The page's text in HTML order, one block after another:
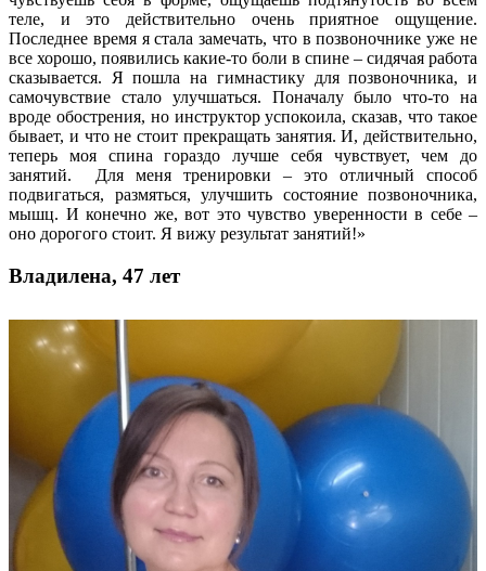
теле, и это действительно очень приятное ощущение.
Последнее время я стала замечать, что в позвоночнике уже не
все хорошо, появились какие-то боли в спине – сидячая работа
сказывается. Я пошла на гимнастику для позвоночника, и
самочувствие стало улучшаться. Поначалу было что-то на
вроде обострения, но инструктор успокоила, сказав, что такое
бывает, и что не стоит прекращать занятия. И, действительно,
теперь моя спина гораздо лучше себя чувствует, чем до
занятий. Для меня тренировки – это отличный способ
подвигаться, размяться, улучшить состояние позвоночника,
мышц. И конечно же, вот это чувство уверенности в себе –
оно дорогого стоит. Я вижу результат занятий!»
Владилена, 47 лет